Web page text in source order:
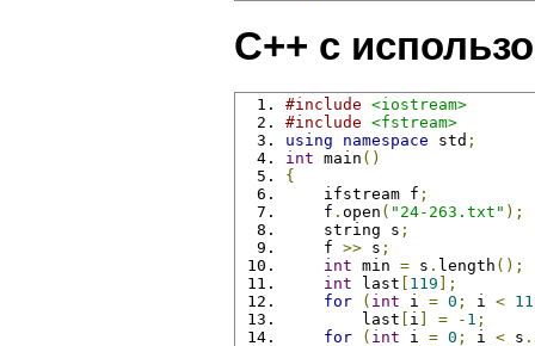
C++ с
#include <iostream>
#include <fstream>
using
namespace std ;
int main ()
{
    ifstream f
;
    f
. open ( "24-263.txt" );
    string s
;
    f
>> s ;
int min = s . length ();
int last 119 ];
for
( int i = 0 ; i <
        last
i = - 1 ;
for
( int i = 0 ; i < s .